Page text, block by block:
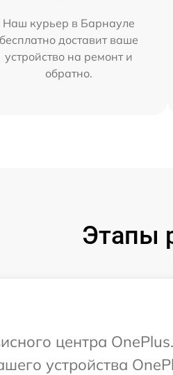
Наш курьер в Барнауле
бесплатно доставит ваше
устройство на ремонт и
обратно.
Этапы
центра
устройства